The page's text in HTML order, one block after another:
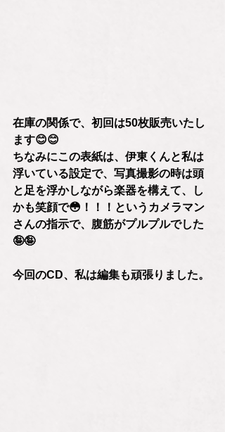
在庫の関係で、初回は50枚販売いたし
ます😊😊
ちなみにこの表紙は、伊東くんと私は
浮いている設定で、写真撮影の時は頭
と足を浮かしながら楽器を構えて、し
かも笑顔で😳！！！というカメラマン
さんの指示で、腹筋がプルプルでした
🤪🤪
今回のCD、私は編集も頑張りました。